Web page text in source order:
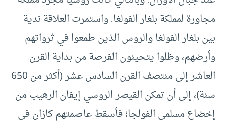
مجاورة لمملكة بلغار الفولغا. واستمرت العلاقة ندية
بين بلغار الفولغا والروس الذين طمعوا في ثرواتهم
وأرضهم، وظلوا يتحينون الفرصة من بداية القرن
العاشر إلى منتصف القرن السادس عشر (أكثر من 650
سنة)، إلى أن تمكن القيصر الروسي إيفان الرهيب من
إخضاع مسلمي الفولجا؛ فأسقط عاصمتهم كازان في